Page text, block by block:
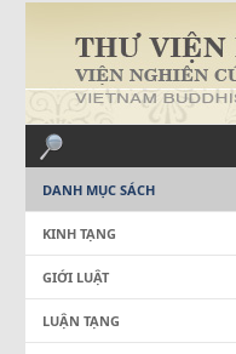
DANH MỤC SÁCH
KINH TẠNG
GIỚI LUẬT
LUẬN TẠNG